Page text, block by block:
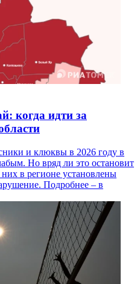
когда идти за
и клюквы в 2026 году в
Но вряд ли это остановит
в регионе установлены
Подробнее – в